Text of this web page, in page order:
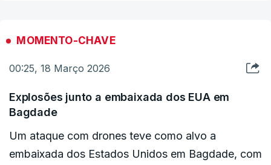
MOMENTO-CHAVE
00:25, 18 Março 2026
Explosões junto a embaixada dos EUA em
Bagdade
Um ataque com drones teve como alvo a
embaixada dos Estados Unidos em Bagdade, com